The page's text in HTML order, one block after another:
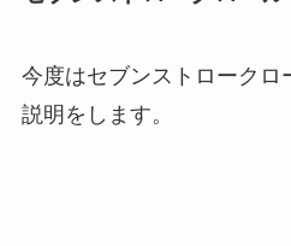
今度はセブンストロークロ
説明をします。